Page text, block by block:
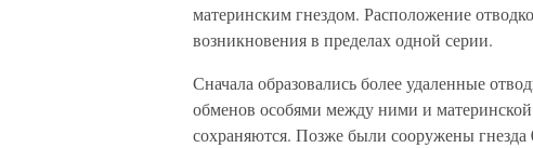
материнским гнездом. Расположение
возникновения в пределах одной серии.
Сначала образовались более удаленные
обменов особями между ними и
сохраняются. Позже были сооружены